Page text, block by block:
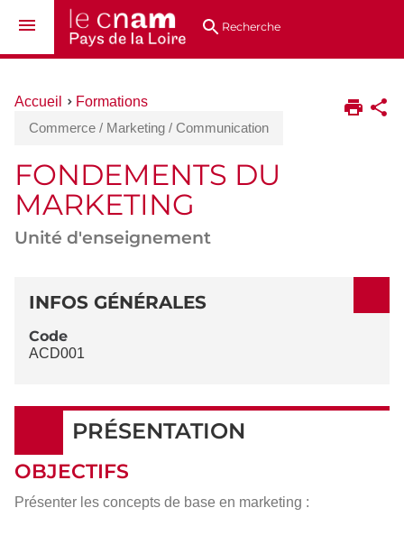
au
directsRecherche
Vous
ici :
Accueil
Formations
Commerce / Marketing / Communication
FONDEMENTS DU
MARKETING
Unité d'enseignement
DÉTAILS
INFOS GÉNÉRALES
Code
ACD001
PRÉSENTATION
OBJECTIFS
Présenter les concepts de base en marketing :